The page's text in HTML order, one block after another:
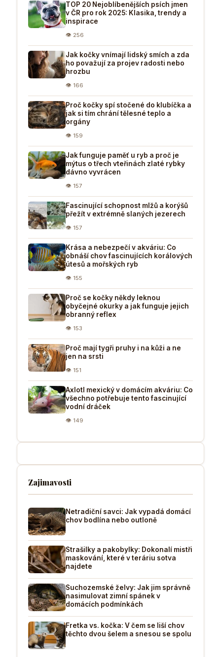
TOP 20 Nejoblíbenějších psích jmen
v ČR pro rok 2025: Klasika, trendy a
inspirace
👁 256
Jak kočky vnímají lidský smích a zda
ho považují za projev radosti nebo
hrozbu
👁 166
Proč kočky spí stočené do klubíčka a
jak si tím chrání tělesné teplo a
orgány
👁 159
Jak funguje paměť u ryb a proč je
mýtus o třech vteřinách zlaté rybky
dávno vyvrácen
👁 157
Fascinující schopnost mlžů a korýšů
přežít v extrémně slaných jezerech
👁 157
Krása a nebezpečí v akváriu: Co
obnáší chov fascinujících korálových
útesů a mořských ryb
👁 155
Proč se kočky někdy leknou
obyčejné okurky a jak funguje jejich
obranný reflex
👁 153
Proč mají tygři pruhy i na kůži a ne
jen na srsti
👁 151
Axlotl mexický v domácím akváriu: Co
všechno potřebuje tento fascinující
vodní dráček
👁 149
Zajimavosti
Netradiční savci: Jak vypadá domácí
chov bodlína nebo outloně
Strašilky a pakobylky: Dokonalí mistři
maskování, které v teráriu sotva
najdete
Suchozemské želvy: Jak jim správně
nasimulovat zimní spánek v
domácích podmínkách
Fretka vs. kočka: V čem se liší chov
těchto dvou šelem a snesou se spolu